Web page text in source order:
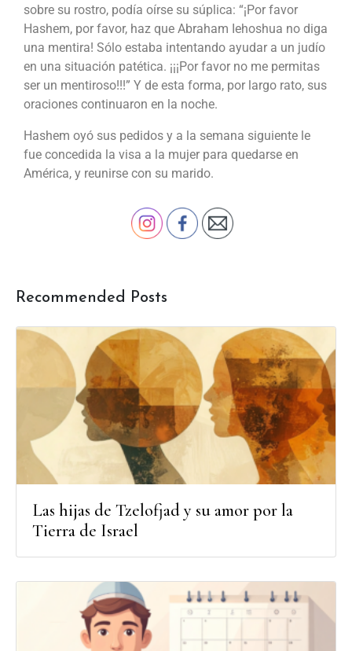
sobre su rostro, podía oírse su súplica: “¡Por favor
Hashem, por favor, haz que Abraham Iehoshua no diga
una mentira! Sólo estaba intentando ayudar a un judío
en una situación patética. ¡¡¡Por favor no me permitas
ser un mentiroso!!!” Y de esta forma, por largo rato, sus
oraciones continuaron en la noche.
Hashem oyó sus pedidos y a la semana siguiente le
fue concedida la visa a la mujer para quedarse en
América, y reunirse con su marido.
Recommended Posts
Las hijas de Tzelofjad y su amor por la
Tierra de Israel